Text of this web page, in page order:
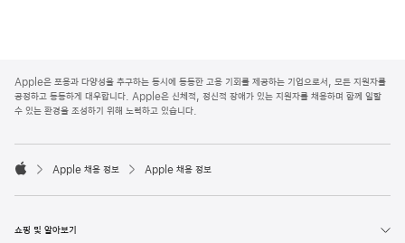
p
p
l
o
e
Apple은 포용과 다양성을 추구하는 동시에 동등한 고용 기회를 제공하는 기업으로서, 모든 지원자를
공정하고 동등하게 대우합니다. Apple은 신체적, 정신적 장애가 있는 지원자를 채용하며 함께 일할
수 있는 환경을 조성하기 위해 노력하고 있습니다.

p
l
Apple 채용 정보 Apple 채용 정보
쇼핑 및 알아보기